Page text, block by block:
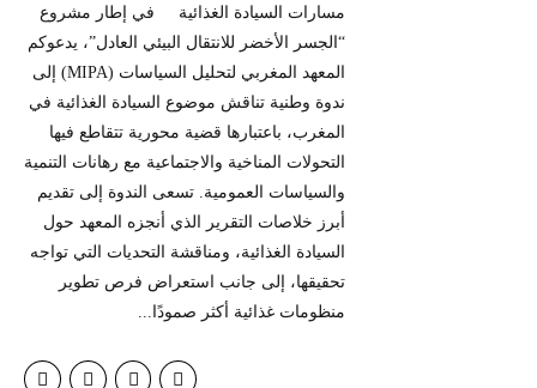
مسارات السيادة الغذائية في إطار مشروع
“الجسر الأخضر للانتقال البيئي العادل”، يدعوكم
المعهد المغربي لتحليل السياسات (MIPA) إلى
ندوة وطنية تناقش موضوع السيادة الغذائية في
المغرب، باعتبارها قضية محورية تتقاطع فيها
التحولات المناخية والاجتماعية مع رهانات التنمية
والسياسات العمومية. تسعى الندوة إلى تقديم
أبرز خلاصات التقرير الذي أنجزه المعهد حول
السيادة الغذائية، ومناقشة التحديات التي تواجه
تحقيقها، إلى جانب استعراض فرص تطوير
منظومات غذائية أكثر صمودًا...